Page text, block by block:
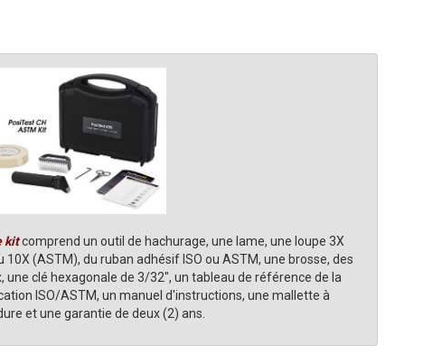
kitcomprend un outil de hachurage, une lame, une loupe 3X
10X (ASTM), du ruban adhésif ISO ou ASTM, une brosse, des
une clé hexagonale de 3/32", un tableau de référence de la
ISO/ASTM, un manuel d'instructions, une mallette à
et une garantie de deux (2) ans.